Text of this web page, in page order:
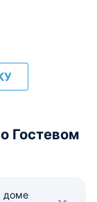
Гостевом
доме